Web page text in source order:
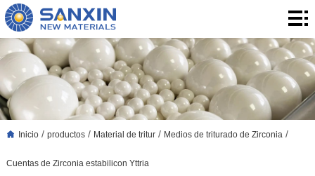
Inicio
productos
aplicación
Blog
Inicio/ productos/ Material de tritur/ Medios de triturado de Zirconia /
Cuentas de Zirconia estabilicon Yttria